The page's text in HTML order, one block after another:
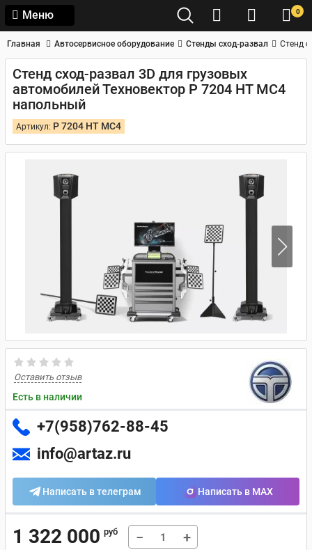
Меню 0
Главная Автосервисное оборудование Стенды сход-развал Стенд
Стенд сход-развал 3D для грузовых
автомобилей Техновектор P 7204 HT MC4
напольный
Артикул: P 7204 HT MC4
Оставить отзыв
Есть в наличии
+7(958)762-88-45
info@artaz.ru
Написать в телеграм Написать в MAX
1 322 000 руб − +